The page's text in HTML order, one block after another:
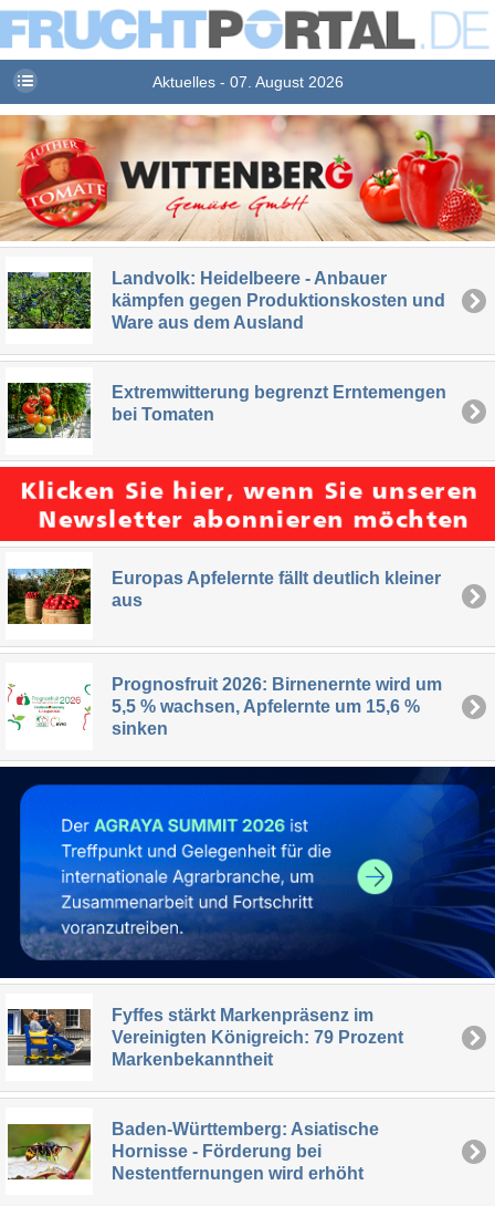
Aktuelles - 07. August 2026
Landvolk: Heidelbeere - Anbauer
kämpfen gegen Produktionskosten und
Ware aus dem Ausland
Extremwitterung begrenzt Erntemengen
bei Tomaten
Europas Apfelernte fällt deutlich kleiner
aus
Prognosfruit 2026: Birnenernte wird um
5,5 % wachsen, Apfelernte um 15,6 %
sinken
Fyffes stärkt Markenpräsenz im
Vereinigten Königreich: 79 Prozent
Markenbekanntheit
Baden-Württemberg: Asiatische
Hornisse - Förderung bei
Nestentfernungen wird erhöht